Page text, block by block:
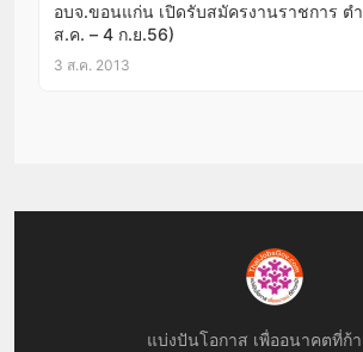
อบจ.ขอนแก่น เปิดรับสมัครงานราชการ ต
ส.ค. – 4 ก.ย.56)
3 ส.ค. 2013
แบ่งปันโอกาส เพื่ออนาคตที่ก้